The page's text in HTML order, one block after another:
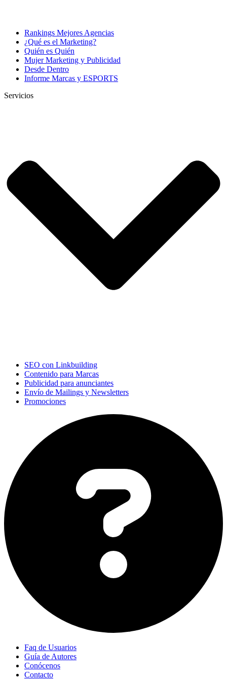
Rankings Mejores Agencias
¿Qué es el Marketing?
Quién es Quién
Mujer Marketing y Publicidad
Desde Dentro
Informe Marcas y ESPORTS
Servicios
SEO con Linkbuilding
Contenido para Marcas
Publicidad para anunciantes
Envío de Mailings y Newsletters
Promociones
Faq de Usuarios
Guía de Autores
Conócenos
Contacto